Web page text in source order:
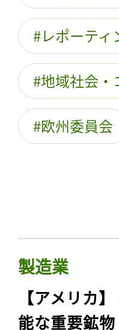
レポーテ
地域社会・
欧州委員会
製造業
【アメリカ
能な重要鉱